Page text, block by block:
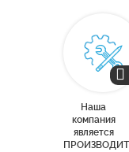
Наша
компания
является